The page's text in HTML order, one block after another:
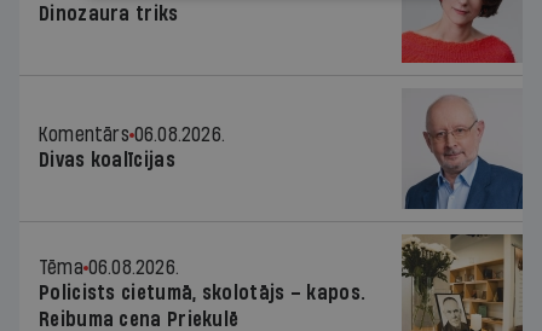
Dinozaura triks
Komentārs 06.08.2026.
Divas koalīcijas
Tēma 06.08.2026.
Policists cietumā, skolotājs – kapos.
Reibuma cena Priekulē